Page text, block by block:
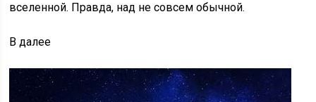
вселенной. Правда, над не совсем обычной.
Вдалее